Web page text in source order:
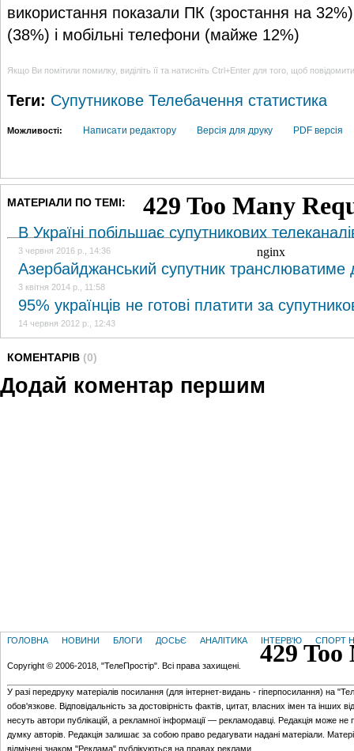
використання показали ПК (зростання на
(38%) і мобільні телефони (майже 12%)
Якщо Ви помітили помилку, виділіть її та натисніть Ctrl+Enter для того, щоб
Теги: Супутникове Телебачення статистика
Можливості: Написати редактору Версія для друку PDF версія
МАТЕРІАЛИ ПО ТЕМІ:
В Україні побільшає супутникових
3 червня 2016 р., 14:36
Азербайджанський супутник транслюватиме
3 квітня 2014 р., 11:58
95% українців не готові платити за
14 червня 2012 р., 12:43
КОМЕНТАРІВ (0)
Додай коментар першим
ГОЛОВНА НОВИНИ БЛОГИ ДОСЬЄ АНАЛІТИКА ІНТЕРВ'Ю СПОРТ
Copyright © 2006-2018, "ТелеПростір". Всі права захищені.
У разі передруку матеріалів посилання (для iнтернет-видань - гiперпосилання) на
обов'язкове. Відповідальність за достовірність фактів, цитат, власних імен та інших
несуть автори публікацій, а рекламної інформації — рекламодавці. Редакція може не
думку авторів. Редакція залишає за собою право редагувати надані матеріали.
відмічені знаком "Реклама" публікуються на правах реклами.